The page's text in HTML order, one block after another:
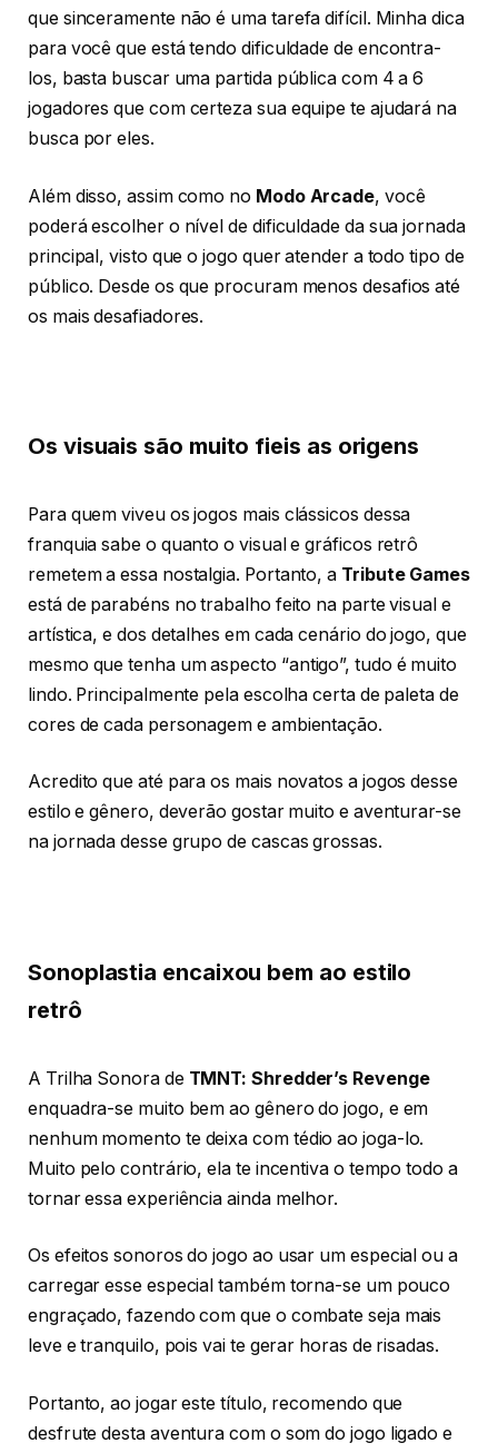
que sinceramente não é uma tarefa difícil. Minha dica
para você que está tendo dificuldade de encontra-
los, basta buscar uma partida pública com 4 a 6
jogadores que com certeza sua equipe te ajudará na
busca por eles.
Além disso, assim como no Modo Arcade, você
poderá escolher o nível de dificuldade da sua jornada
principal, visto que o jogo quer atender a todo tipo de
público. Desde os que procuram menos desafios até
os mais desafiadores.
Os visuais são muito fieis as origens
Para quem viveu os jogos mais clássicos dessa
franquia sabe o quanto o visual e gráficos retrô
remetem a essa nostalgia. Portanto, a Tribute Games
está de parabéns no trabalho feito na parte visual e
artística, e dos detalhes em cada cenário do jogo, que
mesmo que tenha um aspecto “antigo”, tudo é muito
lindo. Principalmente pela escolha certa de paleta de
cores de cada personagem e ambientação.
Acredito que até para os mais novatos a jogos desse
estilo e gênero, deverão gostar muito e aventurar-se
na jornada desse grupo de cascas grossas.
Sonoplastia encaixou bem ao estilo
retrô
A Trilha Sonora de TMNT: Shredder’s Revenge
enquadra-se muito bem ao gênero do jogo, e em
nenhum momento te deixa com tédio ao joga-lo.
Muito pelo contrário, ela te incentiva o tempo todo a
tornar essa experiência ainda melhor.
Os efeitos sonoros do jogo ao usar um especial ou a
carregar esse especial também torna-se um pouco
engraçado, fazendo com que o combate seja mais
leve e tranquilo, pois vai te gerar horas de risadas.
Portanto, ao jogar este título, recomendo que
desfrute desta aventura com o som do jogo ligado e